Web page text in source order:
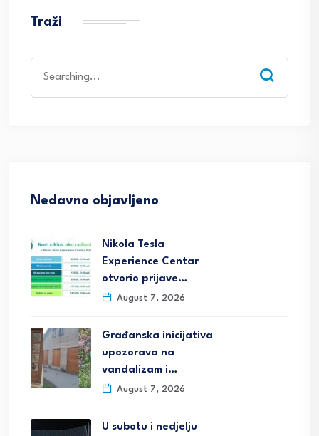
Traži
for:
Nedavno objavljeno
Nikola Tesla
Experience Centar
otvorio prijave…
August 7, 2026
Građanska inicijativa
upozorava na
vandalizam i…
August 7, 2026
U subotu i nedjelju